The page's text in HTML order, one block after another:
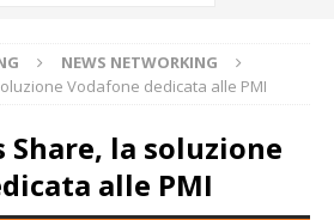
NEWS NETWORKING
Vodafone dedicata alle PMI
Share, la soluzione
alle PMI